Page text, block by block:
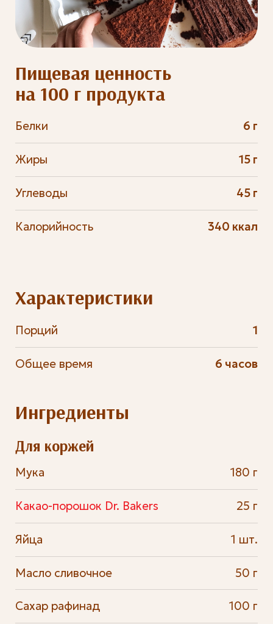
Пищевая ценность
на 100 г продукта
Белки 6 г
Жиры 15 г
Углеводы 45 г
Калорийность 340 ккал
Характеристики
Порций 1
Общее время 6 часов
Ингредиенты
Для коржей
Мука 180 г
Какао-порошок Dr. Bakers 25 г
Яйца 1 шт.
Масло сливочное 50 г
Сахар рафинад 100 г